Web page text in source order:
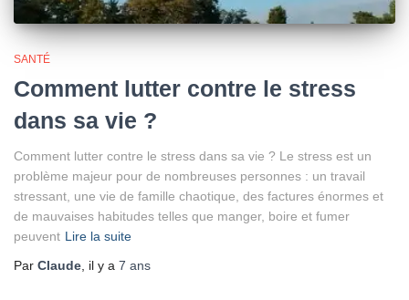
SANTÉ
Comment lutter contre le stress
dans sa vie ?
Comment lutter contre le stress dans sa vie ? Le stress est un
problème majeur pour de nombreuses personnes : un travail
stressant, une vie de famille chaotique, des factures énormes et
de mauvaises habitudes telles que manger, boire et fumer
peuvent Lire la suite
Par Claude , il y a 7 ans